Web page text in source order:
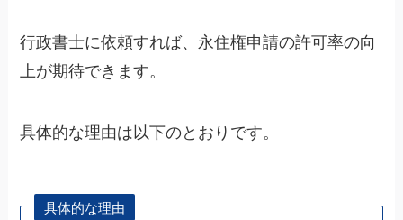
行政書士に依頼すれば、永住権申請の許可率の向
上が期待できます。
具体的な理由は以下のとおりです。
具体的な理由